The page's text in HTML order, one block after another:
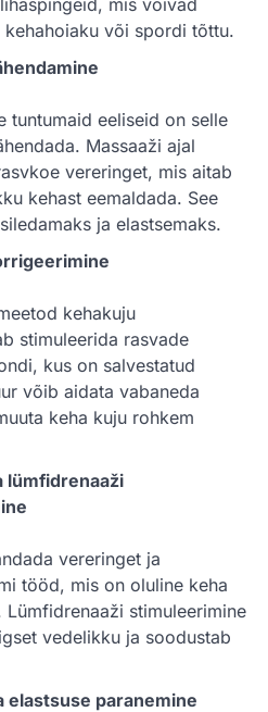
mis võivad
või spordi tõttu.
tuntumaid eeliseid on selle
Massaaži ajal
vereringet, mis aitab
kehast eemaldada. See
ja elastsemaks.
kehakuju
stimuleerida rasvade
kus on salvestatud
võib aidata vabaneda
keha kuju rohkem
lümfidrenaaži
vereringet ja
tööd, mis on oluline keha
stimuleerimine
vedelikku ja soodustab
elastsuse paranemine